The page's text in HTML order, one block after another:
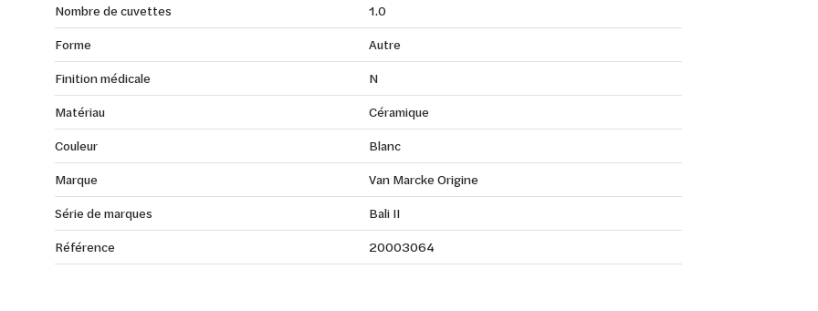
Nombre de cuvettes
1.0
Forme
Autre
Finition médicale
N
Matériau
Céramique
Couleur
Blanc
Marque
Van Marcke Origine
Série de marques
Bali II
Référence
20003064